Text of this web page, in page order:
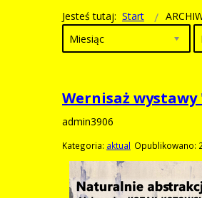
Jesteś tutaj: Start
Miesiąc
Wernisaż
admin3906
Kategoria: aktual Opublikowano: